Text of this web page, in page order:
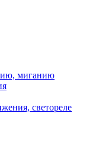
миганию
светореле